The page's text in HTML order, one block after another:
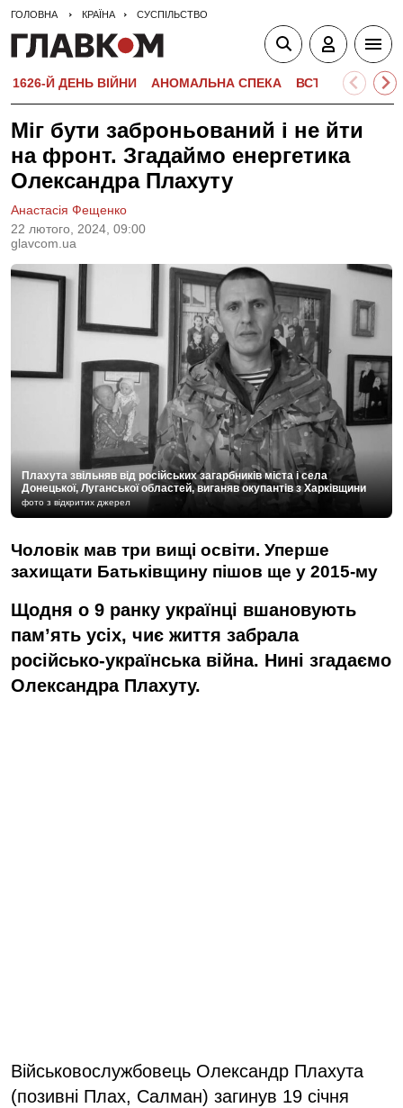
ГОЛОВНА КРАЇНА СУСПІЛЬСТВО
1626-Й ДЕНЬ ВІЙНИ АНОМАЛЬНА СПЕКА ВСТУПНА
Міг бути заброньований і не йти
на фронт. Згадаймо енергетика
Олександра Плахуту
22 лютого, 2024, 09:00
glavcom.ua
Анастасія Фещенко
Плахута звільняв від російських загарбників міста і села
Донецької, Луганської областей, виганяв окупантів з Харківщини
фото з відкритих джерел
Чоловік мав три вищі освіти. Уперше
захищати Батьківщину пішов ще у 2015-му
Щодня о 9 ранку українці вшановують
пам’ять усіх, чиє життя забрала
російсько-українська війна. Нині згадаємо
Олександра Плахуту.
Військовослужбовець Олександр Плахута
(позивні Плах, Салман) загинув 19 січня